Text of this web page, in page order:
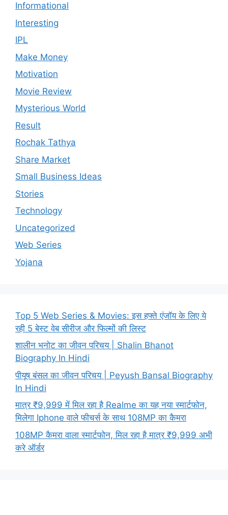
Informational
Interesting
IPL
Make Money
Motivation
Movie Review
Mysterious World
Result
Rochak Tathya
Share Market
Small Business Ideas
Stories
Technology
Uncategorized
Web Series
Yojana
Top 5 Web Series & Movies: इस हफ्ते एंजॉय के लिए ये
रही 5 बेस्ट वेब सीरीज और फिल्मों की लिस्ट
शालीन भनोट का जीवन परिचय | Shalin Bhanot
Biography In Hindi
पीयूष बंसल का जीवन परिचय | Peyush Bansal Biography
In Hindi
मात्र ₹9,999 में मिल रहा है Realme का यह नया स्मार्टफोन,
मिलेगा Iphone वाले फीचर्स के साथ 108MP का कैमरा
108MP कैमरा वाला स्मार्टफोन, मिल रहा है मात्र ₹9,999 अभी
करे ऑर्डर